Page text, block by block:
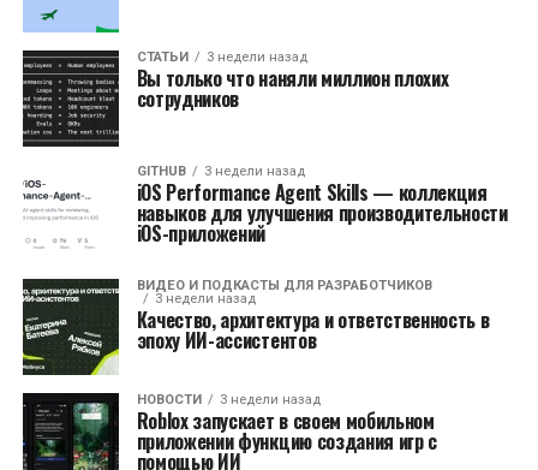
СТАТЬИ 3 недели назад
Вы только что наняли миллион плохих
сотрудников
GITHUB 3 недели назад
iOS Performance Agent Skills — коллекция
навыков для улучшения производительности
iOS-приложений
ВИДЕО И ПОДКАСТЫ ДЛЯ РАЗРАБОТЧИКОВ
3 недели назад
Качество, архитектура и ответственность в
эпоху ИИ-ассистентов
НОВОСТИ 3 недели назад
Roblox запускает в своем мобильном
приложении функцию создания игр с
помощью ИИ